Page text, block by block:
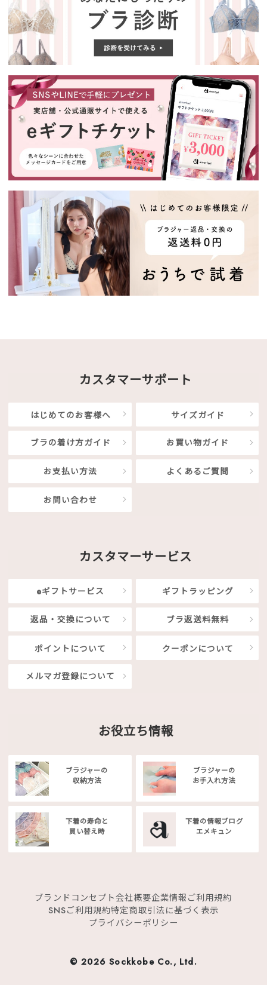
カスタマーサポート
はじめてのお客様へ サイズガイド
ブラの着け方ガイド お買い物ガイド
お支払い方法 よくあるご質問
お問い合わせ
カスタマーサービス
eギフトサービス ギフトラッピング
返品・交換について ブラ返送料無料
ポイントについて クーポンについて
メルマガ登録について
お役立ち情報
ブラジャーの
収納方法
ブラジャーの
お手入れ方法
下着の寿命と
買い替え時
下着の情報ブログ
エメキュン
ブランドコンセプト会社概要企業情報 ご利用規約
SNSご利用規約特定商取引法に基づく表示
プライバシーポリシー
© 2026 Sockkobe Co., Ltd.